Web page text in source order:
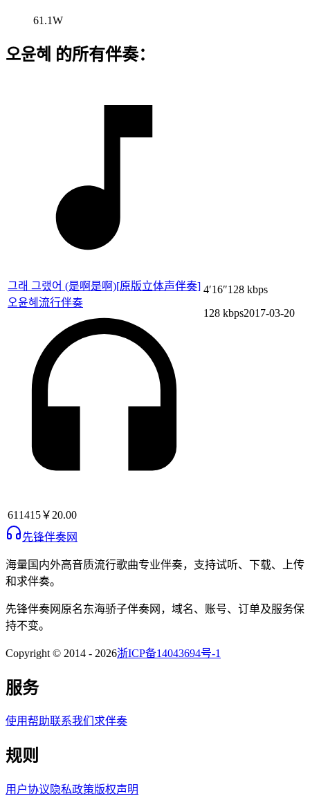
61.1W
오윤혜 的所有伴奏：
그래 그랬어 (是啊是啊)[原版立体声伴奏]
오윤혜 流行伴奏
611415￥20.00
4′16″128 kbps
128 kbps2017-03-20
先锋伴奏网
海量国内外高音质流行歌曲专业伴奏，支持试听、下载、上传
和求伴奏。
先锋伴奏网 原名东海骄子伴奏网 ，域名、账号、订单及服务保
持不变。
Copyright © 2014 - 2026浙ICP备14043694号-1
服务
使用帮助联系我们 求伴奏
规则
用户协议 隐私政策版权声明